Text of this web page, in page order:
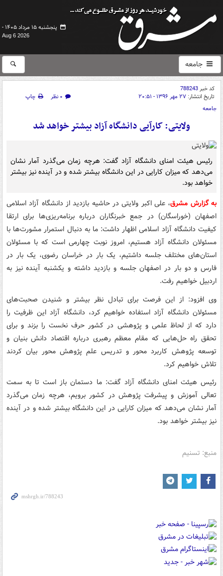
پنجشنبه ۱۵ مرداد ۱۴۰۵ -
Aug 6 2026
جامعه
کد خبر788243
تاریخ انتشار: ۲۷ مهر ۱۳۹۶ - ۲۰:۵۱ ۰ نظر
چاپ
جامعه
ولایتی: کارآیی ‌دانشگاه آزاد ‌بیشتر خواهد شد
رئیس هیئت امنای دانشگاه آزاد گفت: هرچه زمان می‌گذرد آمار نشان
می‌دهد که میزان کارایی در این دانشگاه بیشتر شده و در آینده نیز بیشتر
خواهد بود.
به گزارش مشرق، علی اکبر ولایتی در حاشیه بازدید از دانشگاه آزاد اسلامی
اصفهان (خوراسگان) در جمع خبرنگاران درباره برنامه‌ریزی‌ها برای ارتقا
کیفیت دانشگاه آزاد اسلامی اظهار داشت: ما به دنبال استمرار مشورت‌ها با
مسئولان دانشگاه آزاد هستیم، امروز نوبت چهارمی است که با مسئولان
استان‌های مختلف جلسه داشتیم، یک بار در خراسان رضوی، یک بار در
فارس و دو بار در اصفهان جلسه و بازدید داشته و یکشنبه آینده نیز به
اردبیل خواهیم رفت.
وی افزود: از این فرصت برای تبادل نظر بیشتر و شنیدن صحبت‌های
مسئولان دانشگاه آزاد استفاده خواهیم کرد، دانشگاه آزاد این ظرفیت را
دارد که از لحاظ علمی و پژوهشی در کشور حرف نخست را بزند و برای
تحقق راه حل‌هایی که مقام معظم رهبری درباره اقتصاد دانش بنیان و
توسعه پژوهش کاربرد محور و تدریس علم پژوهش محور بیان کردند
تلاش خواهیم کرد.
رئیس هیئت امنای دانشگاه آزاد گفت: ما دستمان باز است تا به سمت
تعالی آموزش و پیشرفت پژوهش در کشور برویم، هرچه زمان می‌گذرد
آمار نشان می‌دهد که میزان کارایی در این دانشگاه بیشتر شده و در آینده
نیز بیشتر خواهد بود.
منبع: تسنیم